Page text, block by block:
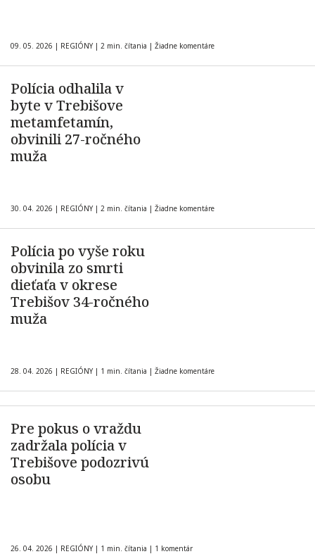
09. 05. 2026 | REGIÓNY | 2 min. čítania | Žiadne komentáre
Polícia odhalila v
byte v Trebišove
metamfetamín,
obvinili 27-ročného
muža
30. 04. 2026 | REGIÓNY | 2 min. čítania | Žiadne komentáre
Polícia po vyše roku
obvinila zo smrti
dieťaťa v okrese
Trebišov 34-ročného
muža
28. 04. 2026 | REGIÓNY | 1 min. čítania | Žiadne komentáre
Pre pokus o vraždu
zadržala polícia v
Trebišove podozrivú
osobu
26. 04. 2026 | REGIÓNY | 1 min. čítania | 1 komentár